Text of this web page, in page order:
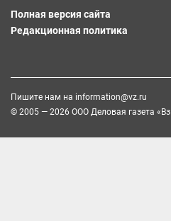
Полная версия сайта
Редакционная политика
Пишите нам на information@vz.ru
© 2005 — 2026 ООО Деловая газета